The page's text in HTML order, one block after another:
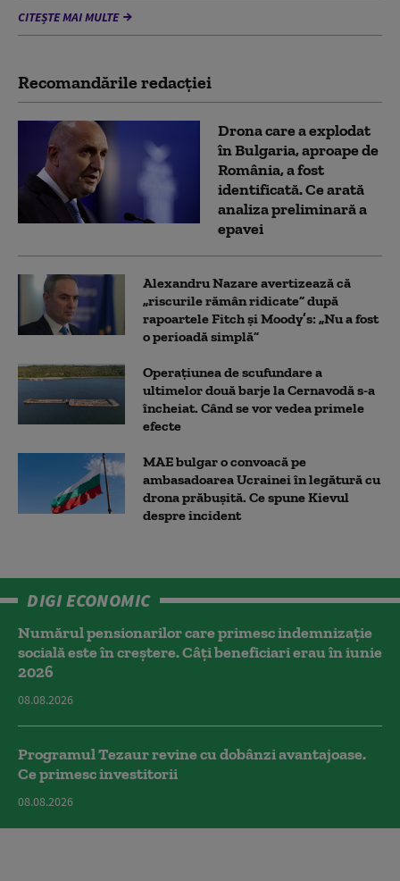
CITEȘTE MAI MULTE
Recomandările redacţiei
Drona care a explodat
în Bulgaria, aproape de
România, a fost
identificată. Ce arată
analiza preliminară a
epavei
Alexandru Nazare avertizează că
„riscurile rămân ridicate” după
rapoartele Fitch și Moody’s: „Nu a fost
o perioadă simplă”
Operațiunea de scufundare a
ultimelor două barje la Cernavodă s-a
încheiat. Când se vor vedea primele
efecte
MAE bulgar o convoacă pe
ambasadoarea Ucrainei în legătură cu
drona prăbuşită. Ce spune Kievul
despre incident
DIGI ECONOMIC
Numărul pensionarilor care primesc indemnizaţie
socială este în creștere. Câți beneficiari erau în iunie
2026
08.08.2026
Programul Tezaur revine cu dobânzi avantajoase.
Ce primesc investitorii
08.08.2026